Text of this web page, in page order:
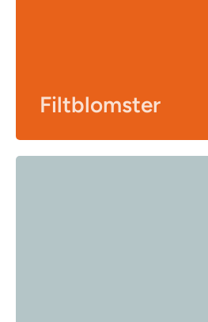
Filtblomster